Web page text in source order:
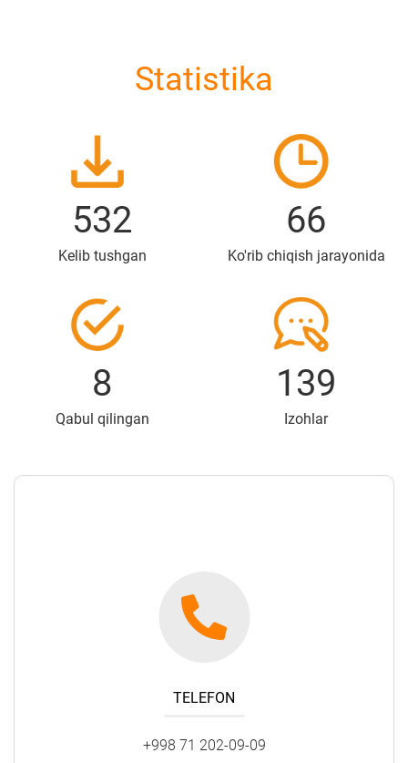
Statistika
532
Kelib tushgan
66
Ko'rib chiqish jarayonida
8
Qabul qilingan
139
Izohlar
TELEFON
+998 71 202-09-09